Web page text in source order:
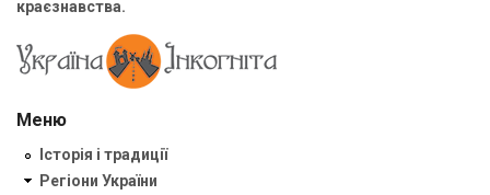
краєзнавства.
Меню
Історія і традиції
Регіони України